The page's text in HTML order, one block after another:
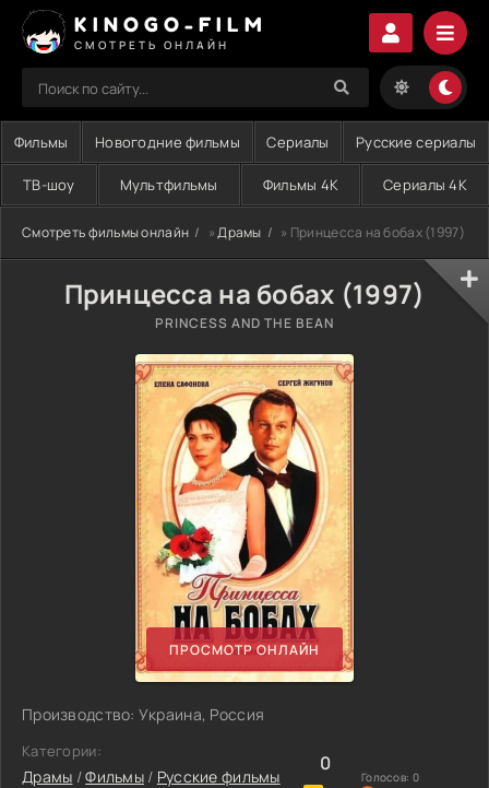
KINOGO-FILM
СМОТРЕТЬ ОНЛАЙН
Фильмы Новогодние фильмы Сериалы Русские сериалы
ТВ-шоу Мультфильмы Фильмы 4K Сериалы 4K
Смотреть фильмы онлайн »Драмы » Принцесса на бобах (1997)
Принцесса на бобах (1997)
PRINCESS AND THE BEAN
ПРОСМОТР ОНЛАЙН
Производство: Украина, Россия
Категории:
Драмы /Фильмы/ Русские фильмы
0
Голосов: 0